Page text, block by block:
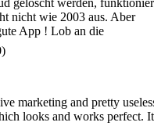
App ! Lob an die
marketing and pretty
looks and works perfect. It
love to see other apps